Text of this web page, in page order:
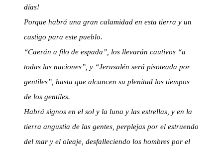
días!
Porque habrá una gran calamidad en esta tierra y un
castigo para este pueblo.
“Caerán a filo de espada”, los llevarán cautivos “a
todas las naciones”, y “Jerusalén será pisoteada por
gentiles”, hasta que alcancen su plenitud los tiempos
de los gentiles.
Habrá signos en el sol y la luna y las estrellas, y en la
tierra angustia de las gentes, perplejas por el estruendo
del mar y el oleaje, desfalleciendo los hombres por el